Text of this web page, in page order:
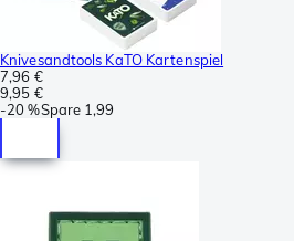
Knivesandtools KaTO Kartenspiel
7,96 €
9,95 €
-20 %Spare 1,99